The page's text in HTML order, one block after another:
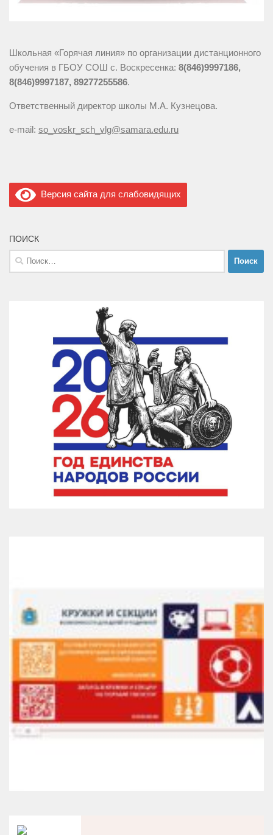
Школьная «Горячая линия» по организации дистанционного
обучения в ГБОУ СОШ с. Воскресенка: 8(846)9997186,
8(846)9997187, 89277255586.
Ответственный директор школы М.А. Кузнецова.
e-mail: so_voskr_sch_vlg@samara.edu.ru
Версия сайта для слабовидящих
ПОИСК
Найти: